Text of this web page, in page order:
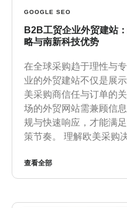
GOOGLE SEO
B2B工贸企业外贸建站
略与南新科技优势
在全球采购趋于理性与
业的外贸建站不仅是展
美采购商信任与订单的
场的外贸网站需兼顾信
规与快速响应，才能满
策节奏。 理解欧美采购
查看全部